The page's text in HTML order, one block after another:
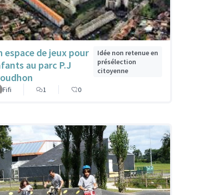
espace de jeux pour
au parc P.J
Idée non retenue en
présélection
citoyenne
Fifi 1 0